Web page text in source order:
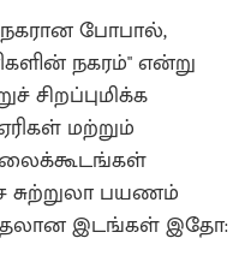
போபால்,
நகரம்" என்று
சிறப்புமிக்க
மற்றும்
பயணம்
இடங்கள் இதோ: